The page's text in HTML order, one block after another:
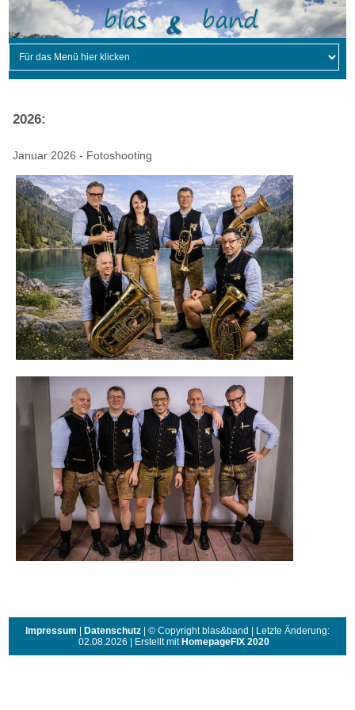
2026:
Januar 2026 - Fotoshooting
Impressum Datenschutz | © Copyright blas&band | Letzte Änderung:
02.08.2026 | Erstellt mit HomepageFIX 2020